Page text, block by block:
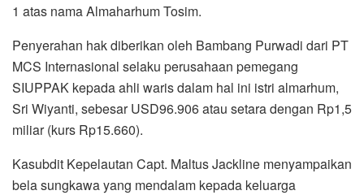
1 atas nama Almaharhum Tosim.
Penyerahan hak diberikan oleh Bambang Purwadi dari PT
MCS Internasional selaku perusahaan pemegang
SIUPPAK kepada ahli waris dalam hal ini istri almarhum,
Sri Wiyanti, sebesar USD96.906 atau setara dengan Rp1,5
miliar (kurs Rp15.660).
Kasubdit Kepelautan Capt. Maltus Jackline menyampaikan
bela sungkawa yang mendalam kepada keluarga